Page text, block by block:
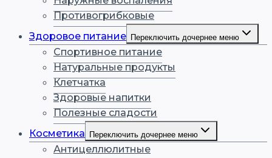
Противогрибковые
Здоровое питание Переключить дочернее меню
Спортивное питание
Натуральные продукты
Клетчатка
Здоровые напитки
Полезные сладости
Косметика Переключить дочернее меню
Антицеллюлитные